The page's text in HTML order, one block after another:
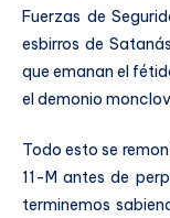
Fuerzas de
esbirros de
que emanan el
el demonio
Todo esto se
11-M antes de
terminemos